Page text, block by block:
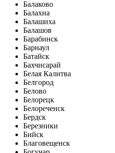
Балаково
Балахна
Балашиха
Балашов
Барабинск
Барнаул
Батайск
Бахчисарай
Белая Калитва
Белгород
Белово
Белорецк
Белореченск
Бердск
Березники
Бийск
Благовещенск